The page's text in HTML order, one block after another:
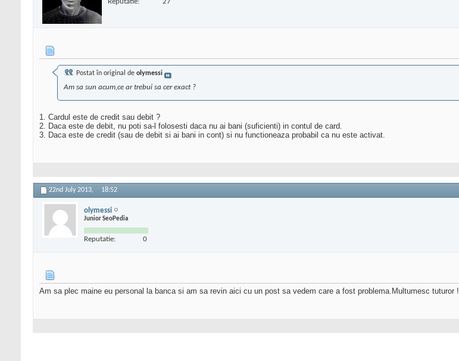
Postat în original de olymessi
Am sa sun acum,ce ar trebui sa cer exact ?
1. Cardul este de credit sau debit ?
2. Daca este de debit, nu poti sa-l folosesti daca nu ai bani (suficienti) in contul de card.
3. Daca este de credit (sau de debit si ai bani in cont) si nu functioneaza probabil ca nu este activat.
22nd July 2013, 18:52
olymessi
Junior SeoPedia
Reputatie: 0
Am sa plec maine eu personal la banca si am sa revin aici cu un post sa vedem care a fost problema.Multumesc tuturor !